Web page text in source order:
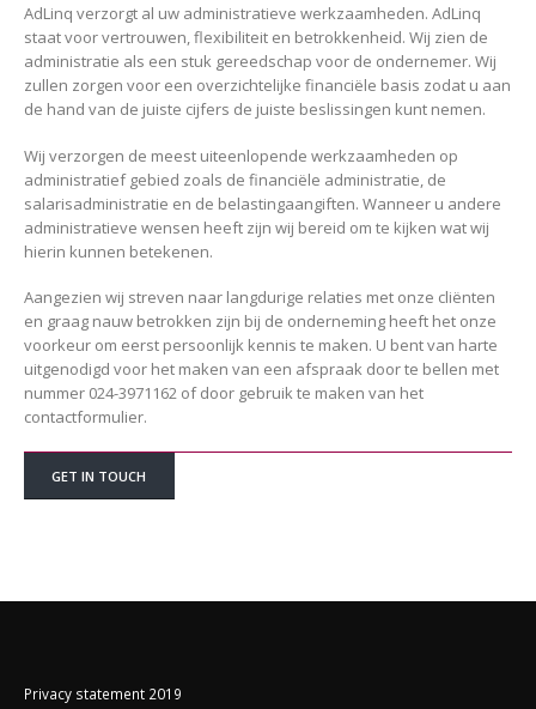
AdLinq verzorgt al uw administratieve werkzaamheden. AdLinq
staat voor vertrouwen, flexibiliteit en betrokkenheid. Wij zien de
administratie als een stuk gereedschap voor de ondernemer. Wij
zullen zorgen voor een overzichtelijke financiële basis zodat u aan
de hand van de juiste cijfers de juiste beslissingen kunt nemen.
Wij verzorgen de meest uiteenlopende werkzaamheden op
administratief gebied zoals de financiële administratie, de
salarisadministratie en de belastingaangiften. Wanneer u andere
administratieve wensen heeft zijn wij bereid om te kijken wat wij
hierin kunnen betekenen.
Aangezien wij streven naar langdurige relaties met onze cliënten
en graag nauw betrokken zijn bij de onderneming heeft het onze
voorkeur om eerst persoonlijk kennis te maken. U bent van harte
uitgenodigd voor het maken van een afspraak door te bellen met
nummer 024-3971162 of door gebruik te maken van het
contactformulier.
GET IN TOUCH
Privacy statement 2019